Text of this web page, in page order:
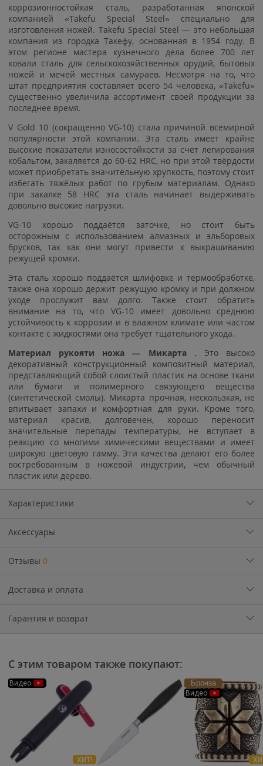
коррозионностойкая сталь, разработанная японской
компанией «Takefu Special Steel» специально для
изготовления ножей. Takefu Special Steel — это небольшая
компания из городка Такефу, основанная в 1954 году. В
этом регионе мастера кузнечного дела более 700 лет
ковали сталь для сельскохозяйственных орудий, бытовых
ножей и мечей местных самураев. Несмотря на то, что
штат предприятия составляет всего 54 человека, «Takefu»
существенно увеличила ассортимент своей продукции за
последнее время.
V Gold 10 (сокращенно VG-10) стала причиной всемирной
популярности этой компании. Эта сталь имеет крайне
высокие показатели износостойкости за счёт легирования
кобальтом, закаляется до 60-62 HRC, но при этой твёрдости
может приобретать значительную хрупкость, поэтому стоит
избегать тяжёлых работ по грубым материалам. Однако
при закалке 58 HRC эта сталь начинает выдерживать
довольно высокие нагрузки.
VG-10 хорошо поддаётся заточке, но стоит быть
осторожным с использованием алмазных и эльборовых
брусков, так как они могут привести к выкрашиванию
режущей кромки.
Эта сталь хорошо поддаётся шлифовке и термообработке,
также она хорошо держит режущую кромку и при должном
уходе прослужит вам долго. Также стоит обратить
внимание на то, что VG-10 имеет довольно среднюю
устойчивость к коррозии и в влажном климате или частом
контакте с жидкостями она требует тщательного ухода.
Материал рукояти ножа — Микарта . Это высоко
декоративный конструкционный композитный материал,
представляющий собой слоистый пластик на основе ткани
или бумаги и полимерного связующего вещества
(синтетической смолы). Микарта прочная, нескользкая, не
впитывает запахи и комфортная для руки. Кроме того,
материал красив, долговечен, хорошо переносит
значительные перепады температуры, не вступает в
реакцию со многими химическими веществами и имеет
широкую цветовую гамму. Эти качества делают его более
востребованным в ножевой индустрии, чем обычный
пластик или дерево.
Характеристики
Аксессуары
Отзывы 0
Доставка и оплата
Гарантия и возврат
С этим товаром также покупают:
Видео
ХИТ!
Бронза
Видео